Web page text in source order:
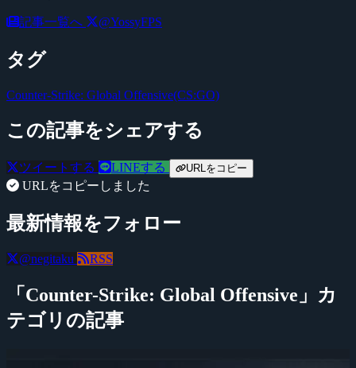
記事一覧へ @YossyFPS
タグ
Counter-Strike: Global Offensive(CS:GO)
この記事をシェアする
ツイートする LINEする URLをコピー
URLをコピーしました
最新情報をフォロー
@negitaku RSS
「Counter-Strike: Global Offensive」カ
テゴリの記事